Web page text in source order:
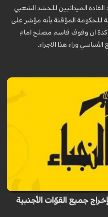
الميدانيين للحشد الشعبي
للحكومة المؤقتة بأنه مؤشر على
مؤكدة ان وقوف قاسم مصلح امام
وراء هذا الاجراء.
جميع القوّات الأجنبية